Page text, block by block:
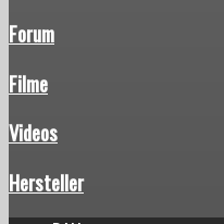
Forum
Filme
Videos
Hersteller